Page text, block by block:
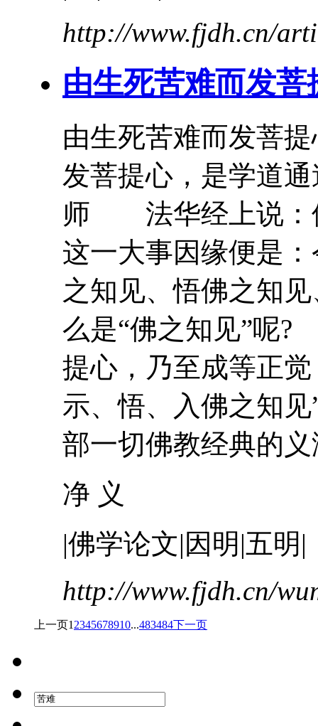
http://www.fjdh.cn/
由生死苦难而发菩
由生死苦难而发菩
发菩提心，是学
师 法华经上说：
这一大事因缘便是
之知见、悟佛之知
么是“佛之知见”呢
提心，乃至成等正
示、悟、入佛之知
部一切佛教经典的
净 义
|佛学论文|因明|五明|
http://www.fjdh.cn/
上一页1 2345678910...483484下一页